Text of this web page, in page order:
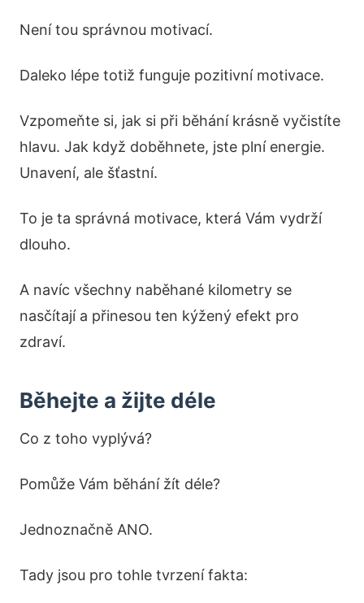
Není tou správnou motivací.
Daleko lépe totiž funguje pozitivní motivace.
Vzpomeňte si, jak si při běhání krásně vyčistíte
hlavu. Jak když doběhnete, jste plní energie.
Unavení, ale šťastní.
To je ta správná motivace, která Vám vydrží
dlouho.
A navíc všechny naběhané kilometry se
nasčítají a přinesou ten kýžený efekt pro
zdraví.
Běhejte a žijte déle
Co z toho vyplývá?
Pomůže Vám běhání žít déle?
Jednoznačně ANO.
Tady jsou pro tohle tvrzení fakta: